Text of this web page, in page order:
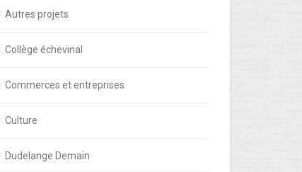
Autres projets
Collège échevinal
Commerces et entreprises
Culture
Dudelange Demain